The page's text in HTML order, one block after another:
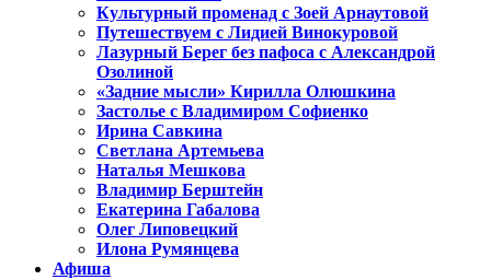
Культурный променад с Зоей Арнаутовой
Путешествуем с Лидией Винокуровой
Лазурный Берег без пафоса с Александрой
Озолиной
«Задние мысли» Кирилла Олюшкина
Застолье с Владимиром Софиенко
Ирина Савкина
Светлана Артемьева
Наталья Мешкова
Владимир Берштейн
Екатерина Габалова
Олег Липовецкий
Илона Румянцева
Афиша